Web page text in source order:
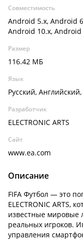
Совместимость
Android 5.x, Android
Android 10.x,
Размер
116.42 МБ
Язык
Русский,
Разработчик
ELECTRONIC ARTS
Сайт
www.ea.com
Описание
FIFA Футбол — это
ELECTRONIC ARTS,
известные мировые
реальных игроков.
управления